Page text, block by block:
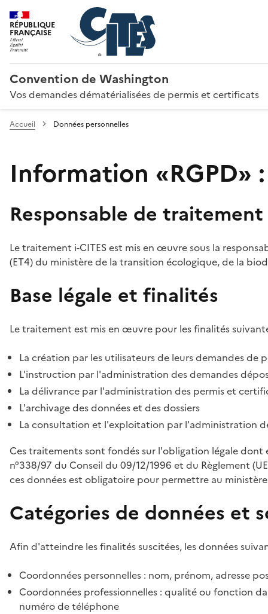
RÉPUBLIQUE
FRANÇAISE
Convention de Washington
Vos demandes dématérialisées de permis et certificats
Accueil Données personnelles
Information «RGPD»
Responsable de traitement
Le traitement i-CITES est mis en œuvre sous la
(ET4) du ministère de la transition écologique, de la
Base légale et finalités
Le traitement est mis en œuvre pour les finalités
La création par les utilisateurs de leurs demandes
L'instruction par l'administration des demandes
La délivrance par l'administration des permis et
L'archivage des données et des dossiers
La consultation et l'exploitation par l'administration
Ces traitements sont fondés sur l'obligation légale
n°338/97 du Conseil du 09/12/1996 et du Règlement
ces données est obligatoire pour permettre au
Catégories de données et
Afin d'atteindre les finalités suscitées, les données
Coordonnées personnelles : nom, prénom, adresse
Coordonnées professionnelles : qualité ou fonction
numéro de téléphone